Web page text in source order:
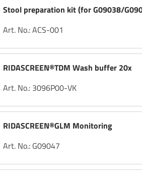
Stool preparation kit (for G09038/
Art. No.: ACS-001
RIDASCREEN®TDM Wash buffer 20x
Art. No.: 3096P00-VK
RIDASCREEN®GLM Monitoring
Art. No.: G09047